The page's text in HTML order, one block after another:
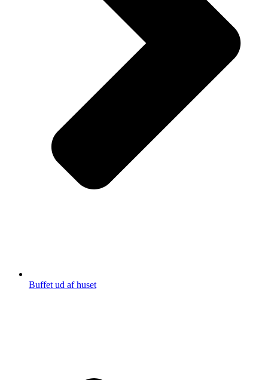
Buffet ud af huset